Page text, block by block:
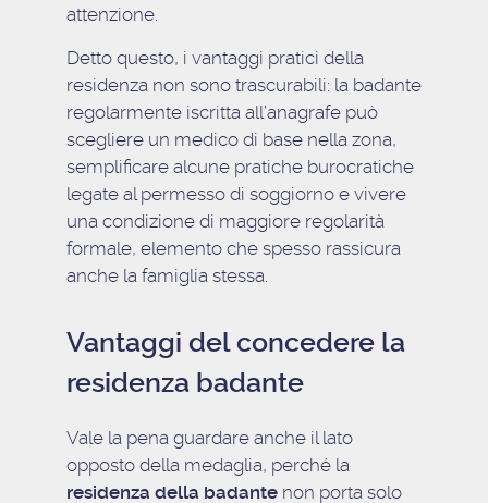
attenzione.
Detto questo, i vantaggi pratici della
residenza non sono trascurabili: la badante
regolarmente iscritta all’anagrafe può
scegliere un medico di base nella zona,
semplificare alcune pratiche burocratiche
legate al permesso di soggiorno e vivere
una condizione di maggiore regolarità
formale, elemento che spesso rassicura
anche la famiglia stessa.
Vantaggi del concedere la
residenza badante
Vale la pena guardare anche il lato
opposto della medaglia, perché la
residenza della badantenon porta solo